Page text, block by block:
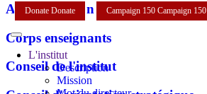
Donate Donate Campaign 150 Campaign 150
L'institut
Description
Mission
Administration
Corps enseignants
Conseil de l'institut